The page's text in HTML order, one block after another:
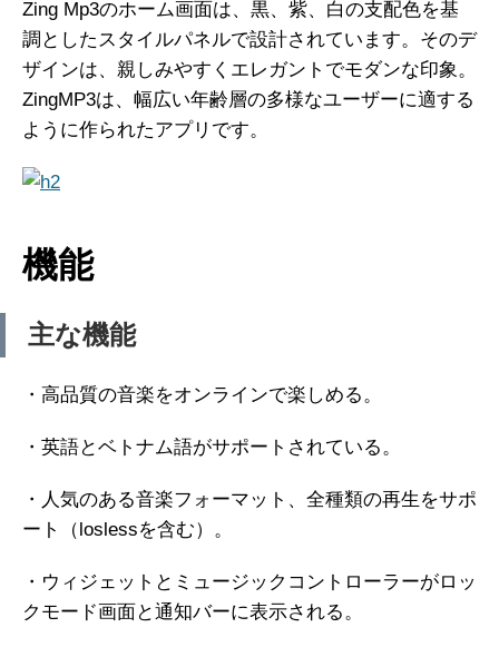
Zing Mp3のホーム画面は、黒、紫、白の支配色を基
調としたスタイルパネルで設計されています。そのデ
ザインは、親しみやすくエレガントでモダンな印象。
ZingMP3は、幅広い年齢層の多様なユーザーに適する
ように作られたアプリです。
機能
主な機能
・高品質の音楽をオンラインで楽しめる。
・英語とベトナム語がサポートされている。
・人気のある音楽フォーマット、全種類の再生をサポ
ート（loslessを含む）。
・ウィジェットとミュージックコントローラーがロッ
クモード画面と通知バーに表示される。